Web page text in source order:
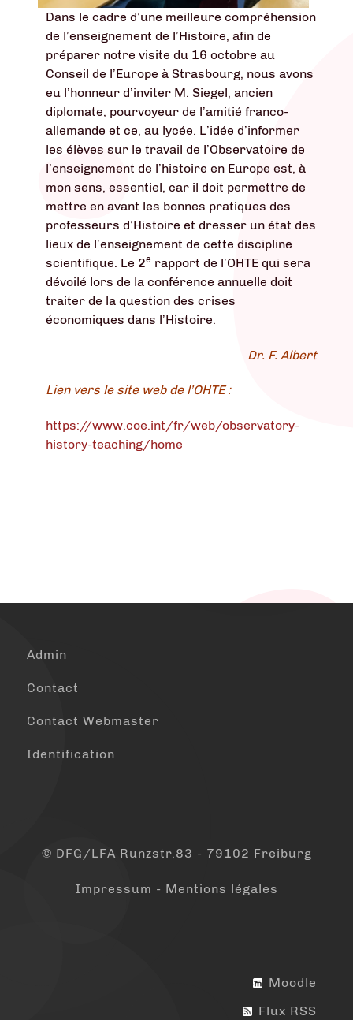
Dans le cadre d’une meilleure compréhension
de l’enseignement de l’Histoire, afin de
préparer notre visite du 16 octobre au
Conseil de l’Europe à Strasbourg, nous avons
eu l’honneur d’inviter M. Siegel, ancien
diplomate, pourvoyeur de l’amitié franco-
allemande et ce, au lycée. L’idée d’informer
les élèves sur le travail de l’Observatoire de
l’enseignement de l’histoire en Europe est, à
mon sens, essentiel, car il doit permettre de
mettre en avant les bonnes pratiques des
professeurs d’Histoire et dresser un état des
lieux de l’enseignement de cette discipline
scientifique. Le 2e rapport de l’OHTE qui sera
dévoilé lors de la conférence annuelle doit
traiter de la question des crises
économiques dans l’Histoire.
Dr. F. Albert
Lien vers le site web de l’OHTE :
https://www.coe.int/fr/web/observatory-
history-teaching/home
Admin
Contact
Contact Webmaster
Identification
© DFG/LFA Runzstr.83 - 79102 Freiburg
Impressum - Mentions légales
Moodle
Flux RSS